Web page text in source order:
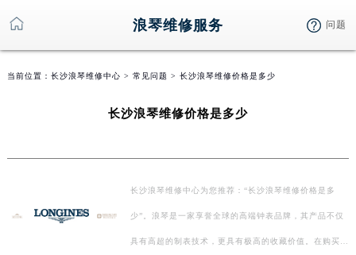
浪琴维修服务 问题
当前位置： 长沙浪琴维修中心 > 常见问题 > 长沙浪琴维修价格是多少
长沙浪琴维修价格是多少
长沙浪琴维修中心为您推荐：“长沙浪琴维修价格是多
少”。浪琴是一家享誉全球的高端钟表品牌，其产品不仅
具有高超的制表技术，更具有极高的收藏价值。在购买